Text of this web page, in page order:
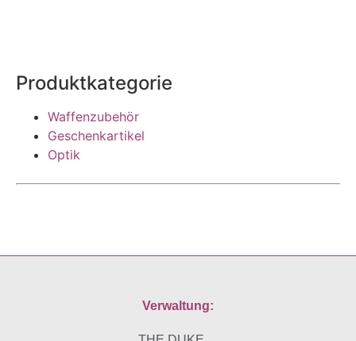
Produktkategorie
Waffenzubehör
Geschenkartikel
Optik
Verwaltung: